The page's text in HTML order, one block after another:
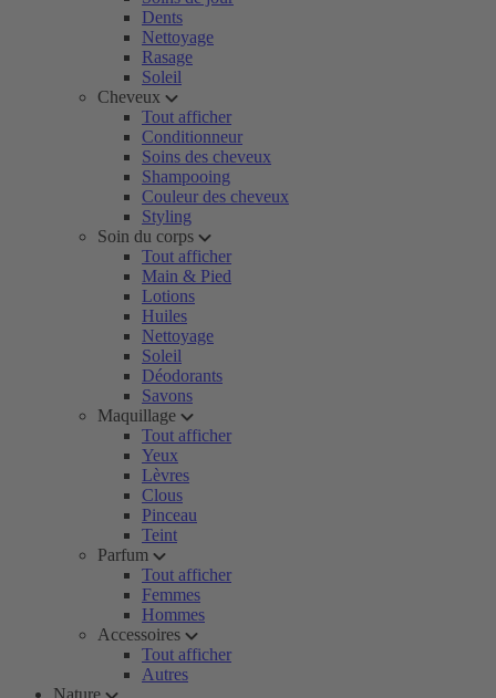
Dents
Nettoyage
Rasage
Soleil
Cheveux
Tout afficher
Conditionneur
Soins des cheveux
Shampooing
Couleur des cheveux
Styling
Soin du corps
Tout afficher
Main & Pied
Lotions
Huiles
Nettoyage
Soleil
Déodorants
Savons
Maquillage
Tout afficher
Yeux
Lèvres
Clous
Pinceau
Teint
Parfum
Tout afficher
Femmes
Hommes
Accessoires
Tout afficher
Autres
Nature